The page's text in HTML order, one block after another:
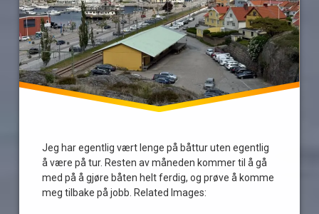
Jeg har egentlig vært lenge på båttur uten egentlig
å være på tur. Resten av måneden kommer til å gå
med på å gjøre båten helt ferdig, og prøve å komme
meg tilbake på jobb. Related Images: